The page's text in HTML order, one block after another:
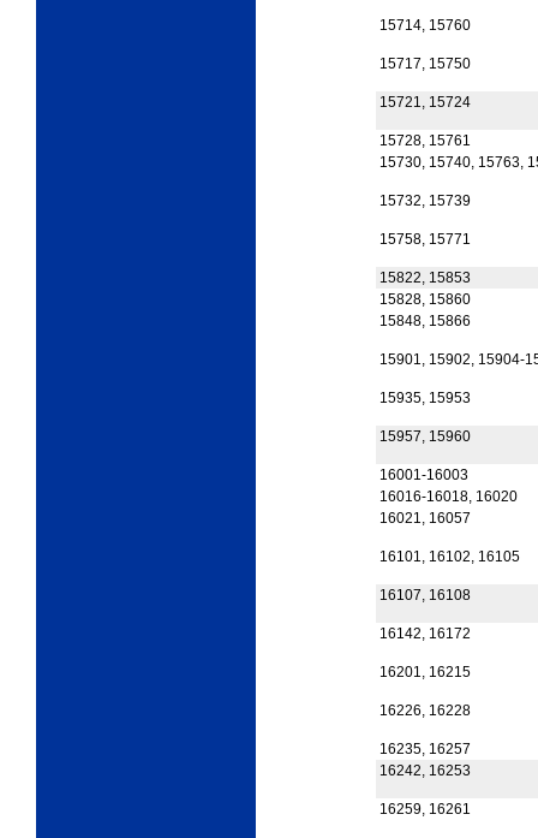
15714, 15760
15717, 15750
15721, 15724
15728, 15761
15730, 15740, 15763,
15732, 15739
15758, 15771
15822, 15853
15828, 15860
15848, 15866
15901, 15902, 15904-
15935, 15953
15957, 15960
16001-16003
16016-16018, 16020
16021, 16057
16101, 16102, 16105
16107, 16108
16142, 16172
16201, 16215
16226, 16228
16235, 16257
16242, 16253
16259, 16261